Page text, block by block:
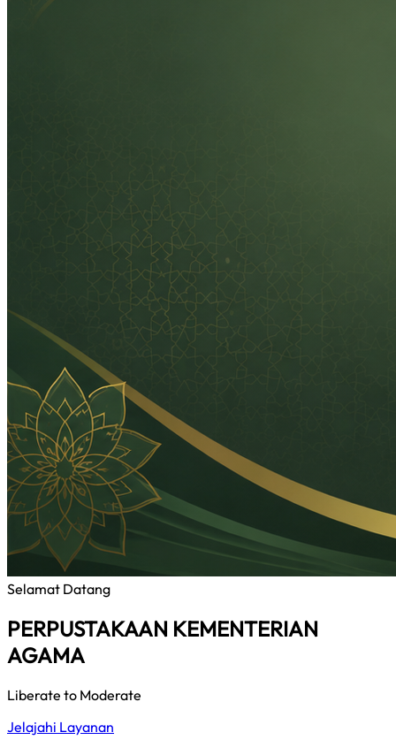
Selamat Datang
PERPUSTAKAAN KEMENTERIAN
AGAMA
Liberate to Moderate
Jelajahi Layanan